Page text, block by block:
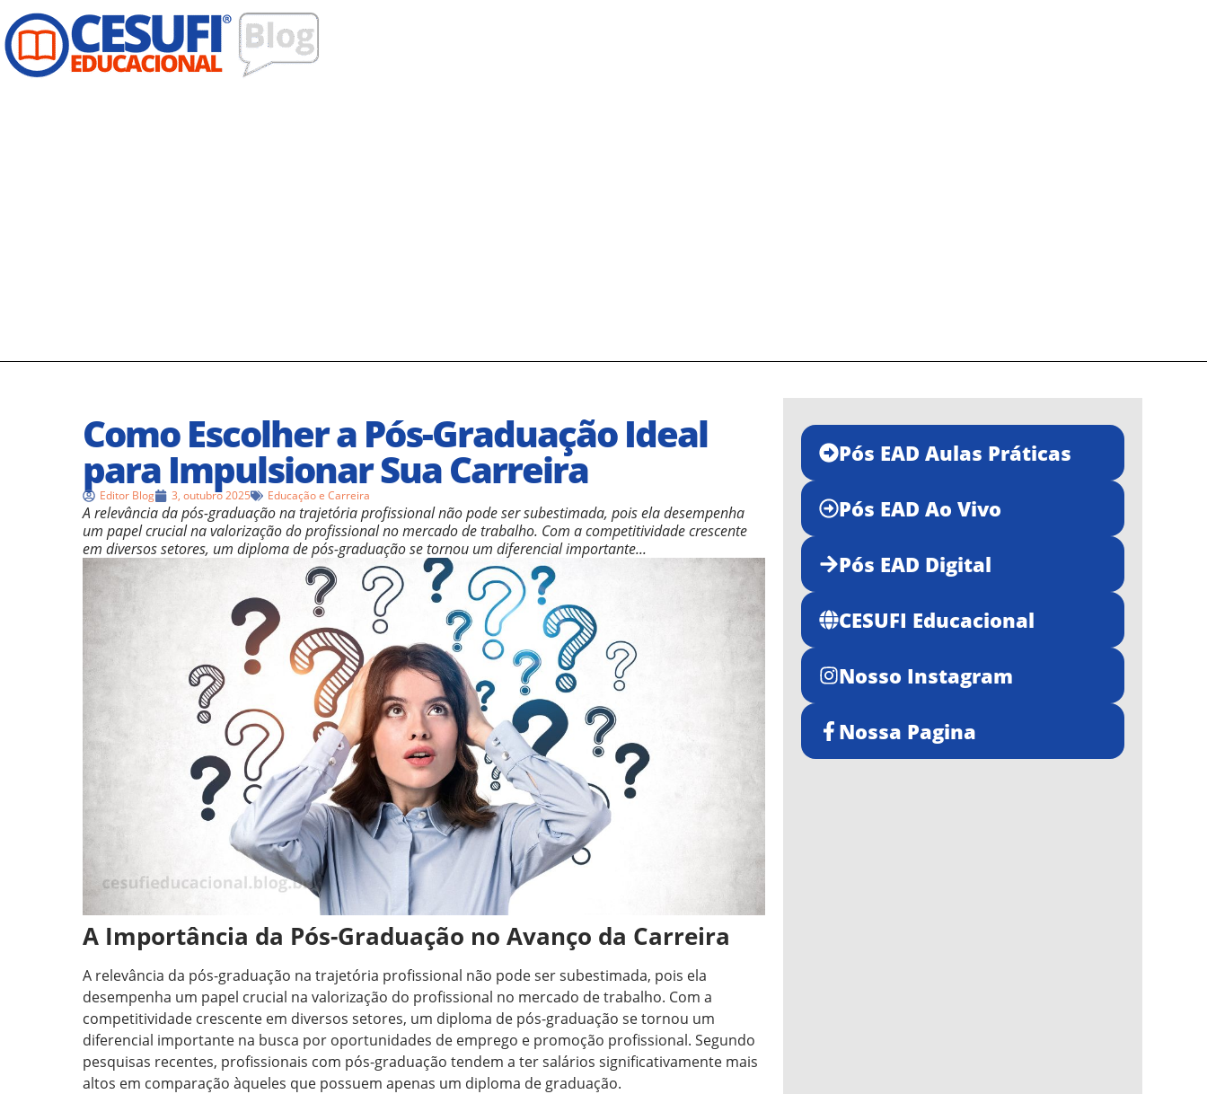
Como Escolher a Pós-Graduação Ideal
para Impulsionar Sua Carreira
Editor Blog 3, outubro 2025 Educação e Carreira
A relevância da pós-graduação na trajetória profissional não pode ser subestimada, pois ela desempenha
um papel crucial na valorização do profissional no mercado de trabalho. Com a competitividade crescente
em diversos setores, um diploma de pós-graduação se tornou um diferencial importante...
A Importância da Pós-Graduação no Avanço da Carreira
A relevância da pós-graduação na trajetória profissional não pode ser subestimada, pois ela
desempenha um papel crucial na valorização do profissional no mercado de trabalho. Com a
competitividade crescente em diversos setores, um diploma de pós-graduação se tornou um
diferencial importante na busca por oportunidades de emprego e promoção profissional. Segundo
pesquisas recentes, profissionais com pós-graduação tendem a ter salários significativamente mais
altos em comparação àqueles que possuem apenas um diploma de graduação.
Pós EAD Aulas Práticas
Pós EAD Ao Vivo
Pós EAD Digital
CESUFI Educacional
Nosso Instagram
Nossa Pagina